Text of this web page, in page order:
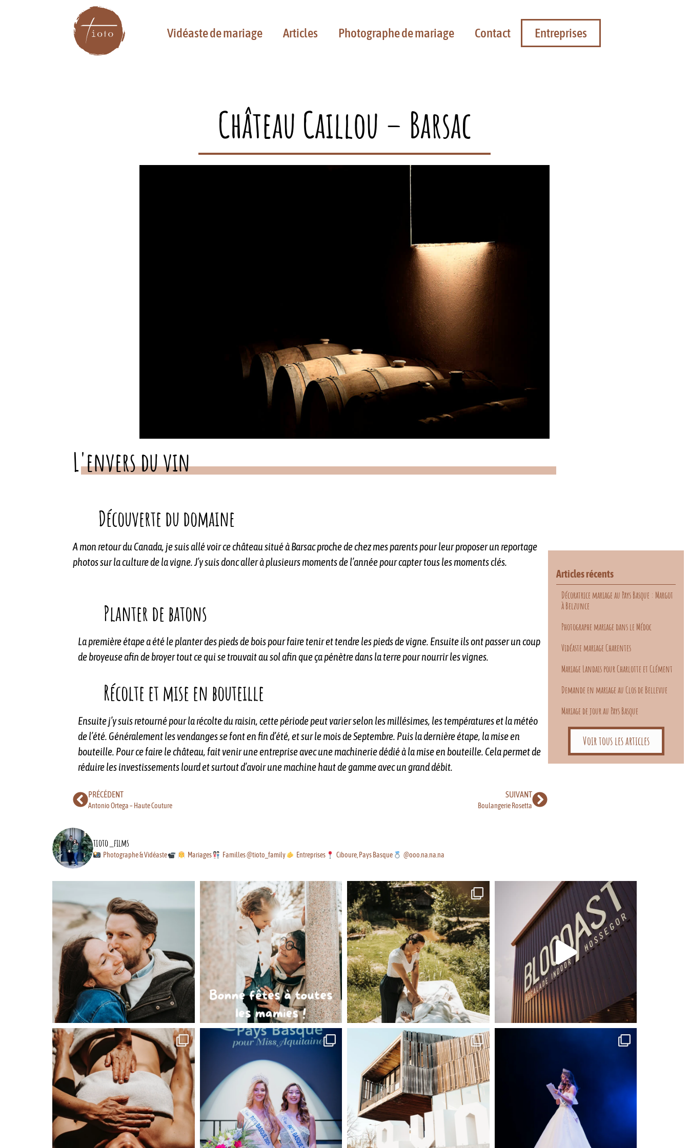
Vidéaste de mariage Articles Photographe de mariage Contact Entreprises
Château Caillou – Barsac
L'envers du vin
Découverte du domaine
A mon retour du Canada, je suis allé voir ce château situé à Barsac proche de chez mes parents pour leur proposer un reportage
photos sur la culture de la vigne. J’y suis donc aller à plusieurs moments de l’année pour capter tous les moments clés.
Planter de batons
La première étape a été le planter des pieds de bois pour faire tenir et tendre les pieds de vigne. Ensuite ils ont passer un coup
de broyeuse afin de broyer tout ce qui se trouvait au sol afin que ça pénètre dans la terre pour nourrir les vignes.
Récolte et mise en bouteille
Ensuite j’y suis retourné pour la récolte du raisin, cette période peut varier selon les millésimes, les températures et la météo
de l’été. Généralement les vendanges se font en fin d’été, et sur le mois de Septembre. Puis la dernière étape, la mise en
bouteille. Pour ce faire le château, fait venir une entreprise avec une machinerie dédié à la mise en bouteille. Cela permet de
réduire les investissements lourd et surtout d’avoir une machine haut de gamme avec un grand débit.
PRÉCÉDENT
Antonio Ortega – Haute Couture
SUIVANT
Boulangerie Rosetta
Articles récents
Décoratrice mariage au Pays Basque : Margot
à Belzunce
Photographe mariage dans le Médoc
Vidéaste mariage Charentes
Mariage Landais pour Charlotte et Clément
Demande en mariage au Clos de Bellevue
Mariage de jour au Pays Basque
Voir tous les articles
tioto_films
Photographe & Vidéaste Mariages Familles @tioto_family Entreprises Ciboure, Pays Basque @ooo.na.na.na